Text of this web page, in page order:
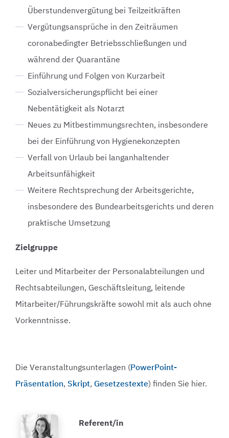
Überstundenvergütung bei Teilzeitkräften
Vergütungsansprüche in den Zeiträumen
coronabedingter Betriebsschließungen und
während der Quarantäne
Einführung und Folgen von Kurzarbeit
Sozialversicherungspflicht bei einer
Nebentätigkeit als Notarzt
Neues zu Mitbestimmungsrechten, insbesondere
bei der Einführung von Hygienekonzepten
Verfall von Urlaub bei langanhaltender
Arbeitsunfähigkeit
Weitere Rechtsprechung der Arbeitsgerichte,
insbesondere des Bundearbeitsgerichts und deren
praktische Umsetzung
Zielgruppe
Leiter und Mitarbeiter der Personalabteilungen und
Rechtsabteilungen, Geschäftsleitung, leitende
Mitarbeiter/Führungskräfte sowohl mit als auch ohne
Vorkenntnisse.
Die Veranstaltungsunterlagen (PowerPoint-
Präsentation, Skript, Gesetzestexte) finden Sie hier.
Referent/in